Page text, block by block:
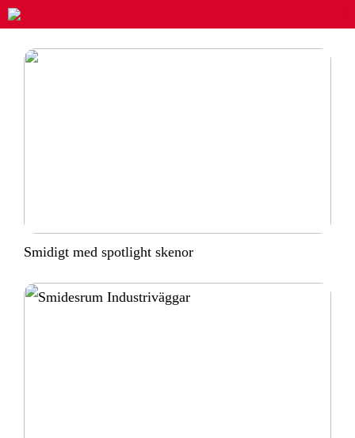
Smidigt med spotlight skenor